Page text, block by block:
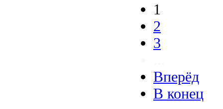
1
2
3
Вперёд
В конец